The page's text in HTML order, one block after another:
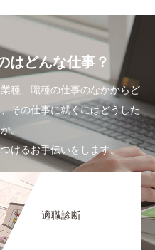
はどんな仕事？
種、職種の仕事のなかからど
その仕事に就くにはどうした
。
けるお手伝いをします。
適職診断